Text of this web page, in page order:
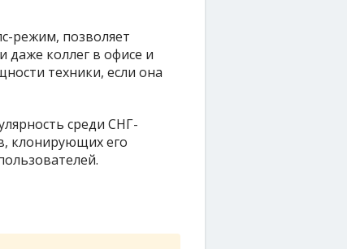
режим, позволяет
даже коллег в офисе и
техники, если она
среди СНГ-
клонирующих его